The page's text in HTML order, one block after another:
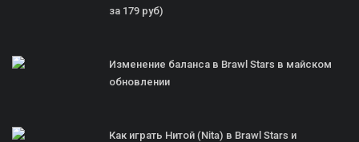
за 179 руб)
Изменение баланса в Brawl Stars в майском
обновлении
Как играть Нитой (Nita) в Brawl Stars и